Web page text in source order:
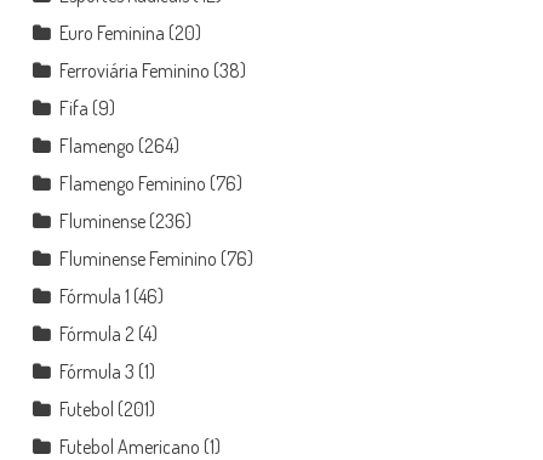
Euro Feminina (20)
Ferroviária Feminino (38)
Fifa (9)
Flamengo (264)
Flamengo Feminino (76)
Fluminense(236)
Fluminense Feminino (76)
Fórmula 1 (46)
Fórmula 2(4)
Fórmula 3 (1)
Futebol (201)
Futebol Americano (1)